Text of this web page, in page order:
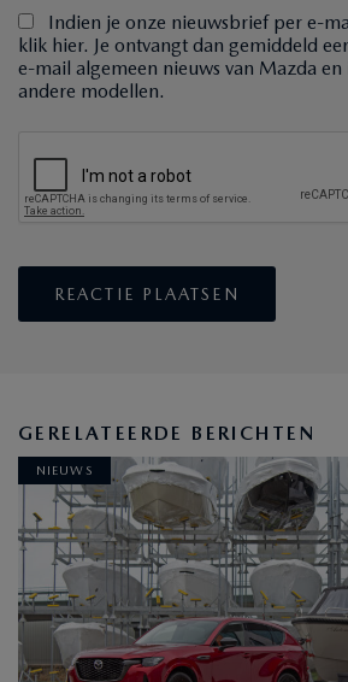
Indien je onze nieuwsbrief per e-
klik hier. Je ontvangt dan gemiddeld
e-mail algemeen nieuws van Mazda
andere modellen.
GERELATEERDE BERICHTEN
NIEUWS